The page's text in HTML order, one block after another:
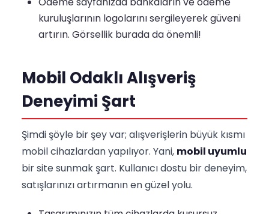
kuruluşlarının logolarını sergileyerek güveni
artırın. Görsellik burada da önemli!
Mobil Odaklı Alışveriş
Deneyimi Şart
Şimdi şöyle bir şey var; alışverişlerin büyük kısmı
mobil cihazlardan yapılıyor. Yani, mobil uyumlu
bir site sunmak şart. Kullanıcı dostu bir deneyim,
satışlarınızı artırmanın en güzel yolu.